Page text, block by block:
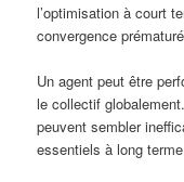
l’optimisation à court
convergence
Un agent peut être
le collectif
peuvent sembler
essentiels à long